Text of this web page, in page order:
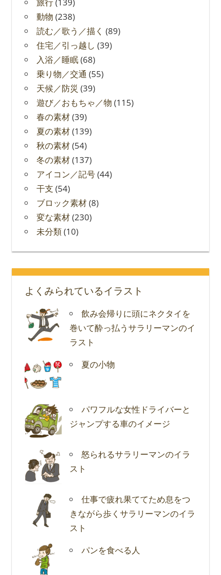
旅行(139)
動物 (238)
読む／歌う／描く (89)
住宅／引っ越し (39)
入浴／睡眠(68)
乗り物／交通 (55)
天候／防災 (39)
遊び／おもちゃ／物 (115)
春の素材(39)
夏の素材(139)
秋の素材(54)
冬の素材(137)
アイコン／記号(44)
干支 (54)
ブロック素材(8)
変な素材(230)
未分類(10)
よくみられているイラスト
飲み会帰りに頭にネクタイを
巻いて酔っ払うサラリーマンのイ
ラスト
夏の小物
パワフルな女性ドライバーと
ジャンプする車のイメージ
怒られるサラリーマンのイラ
スト
仕事で疲れ果ててため息をつ
きながら歩くサラリーマンのイラ
スト
パンを食べる人